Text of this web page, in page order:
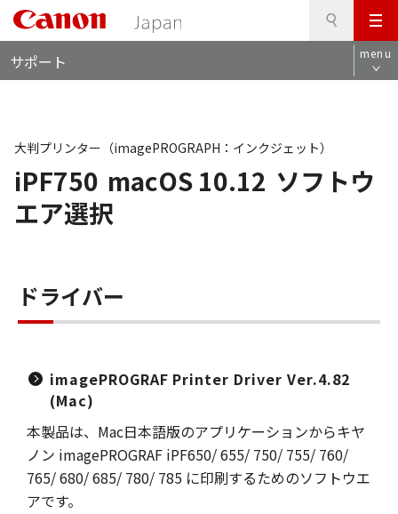
メ
ニ
ュ
サポート menu
iPF750 macOS 10.12 ソフトウ
エア選択
大判プリンター（imagePROGRAPH：インクジェット）
ドライバー
imagePROGRAF Printer Driver Ver.4.82
(Mac)
本製品は、Mac日本語版のアプリケーションからキヤ
ノン imagePROGRAF iPF650/ 655/ 750/ 755/ 760/
765/ 680/ 685/ 780/ 785 に印刷するためのソフトウエ
アです。